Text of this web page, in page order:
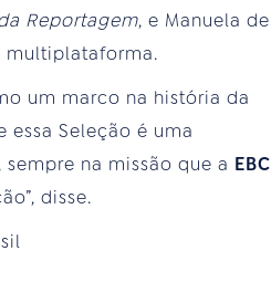
Reportagem, e Manuela de
multiplataforma.
um marco na história da
Seleção é uma
na missão que a EBC
disse.